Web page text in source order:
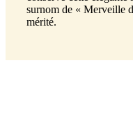
surnom de « Merveille
mérité.